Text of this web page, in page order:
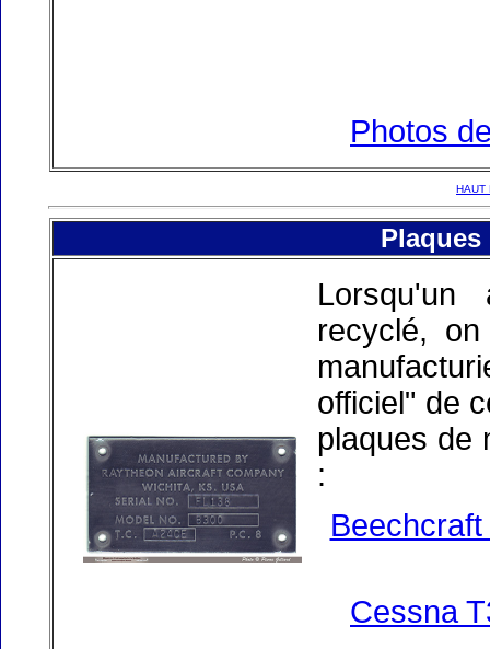
Photos
HAUT
recyclé,
officiel" de
plaques de
:
Cessna